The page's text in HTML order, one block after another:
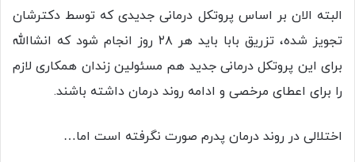
البته الان بر اساس پروتکل درمانی جدیدی که توسط دکترشان
تجویز شده، تزریق بابا باید هر ۲۸ روز انجام شود که انشاالله
برای این پروتکل درمانی جدید هم مسئولین زندان همکاری لازم
را برای اعطای مرخصی و ادامه روند درمان داشته باشند.
اختلالی در روند درمان پدرم صورت نگرفته است اما…